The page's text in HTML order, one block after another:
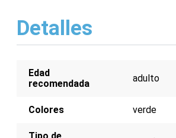
Detalles
Edad
recomendada
adulto
Colores verde